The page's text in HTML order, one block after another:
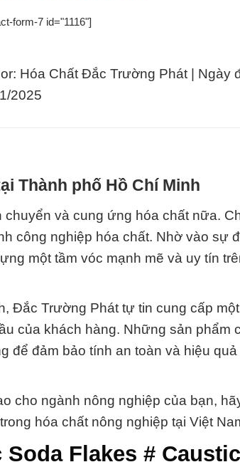
form-7 id="1116"]
Hóa Chất Đắc Trường Phát | Ngày
2025
Thành phố Hồ Chí Minh
và cung ứng hóa chất nữa.
công nghiệp hóa chất. Nhờ vào sự
một tầm vóc mạnh mẽ và uy tín
Đắc Trường Phát tự tin cung cấp
của khách hàng. Những sản phẩm
để đảm bảo tính an toàn và hiệu quả
cho ngành nông nghiệp của bạn,
hóa chất nông nghiệp tại Việt
Flakes # Caustic